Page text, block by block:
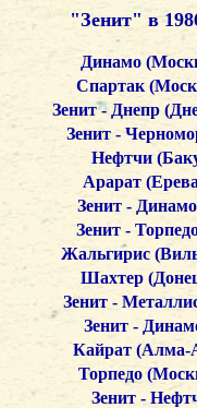
"Зенит" в
Динамо
Спартак
Зенит - Днепр
Зенит -
Нефтчи
Арарат
Зенит -
Зенит -
Жальгирис
Шахтер
Зенит -
Зенит -
Кайрат (Алма-
Торпедо
Зенит -